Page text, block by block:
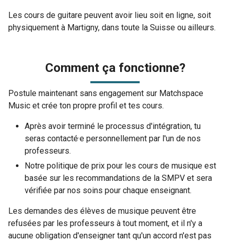
Les cours de guitare peuvent avoir lieu soit en ligne, soit
physiquement à Martigny, dans toute la Suisse ou ailleurs.
Comment ça fonctionne?
Postule maintenant sans engagement sur Matchspace
Music et crée ton propre profil et tes cours.
Après avoir terminé le processus d'intégration, tu
seras contacté·e personnellement par l'un de nos
professeurs.
Notre politique de prix pour les cours de musique est
basée sur les recommandations de la SMPV et sera
vérifiée par nos soins pour chaque enseignant.
Les demandes des élèves de musique peuvent être
refusées par les professeurs à tout moment, et il n'y a
aucune obligation d'enseigner tant qu'un accord n'est pas